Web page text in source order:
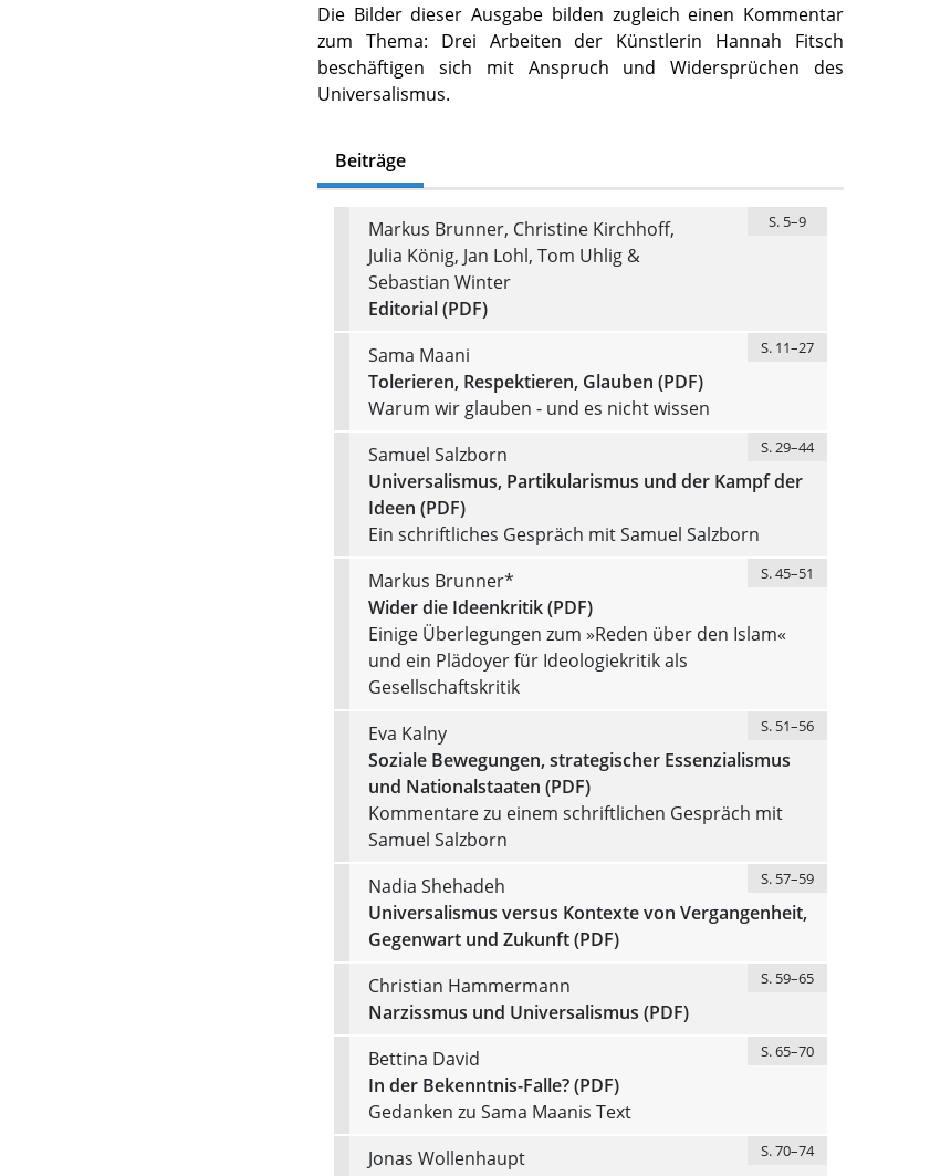
Die Bilder dieser Ausgabe bilden zugleich einen Kommentar
zum Thema: Drei Arbeiten der Künstlerin Hannah Fitsch
beschäftigen sich mit Anspruch und Widersprüchen des
Universalismus.
Beiträge
Markus Brunner, Christine Kirchhoff,
Julia König, Jan Lohl, Tom Uhlig &
Sebastian Winter
S. 5–9
Editorial (PDF)
Sama Maani
S. 11–27
Tolerieren, Respektieren, Glauben (PDF)
Warum wir glauben - und es nicht wissen
Samuel Salzborn
S. 29–44
Universalismus, Partikularismus und der Kampf der
Ideen (PDF)
Ein schriftliches Gespräch mit Samuel Salzborn
Markus Brunner*
S. 45–51
Wider die Ideenkritik (PDF)
Einige Überlegungen zum »Reden über den Islam«
und ein Plädoyer für Ideologiekritik als
Gesellschaftskritik
Eva Kalny
S. 51–56
Soziale Bewegungen, strategischer Essenzialismus
und Nationalstaaten (PDF)
Kommentare zu einem schriftlichen Gespräch mit
Samuel Salzborn
Nadia Shehadeh
S. 57–59
Universalismus versus Kontexte von Vergangenheit,
Gegenwart und Zukunft (PDF)
Christian Hammermann
S. 59–65
Narzissmus und Universalismus (PDF)
Bettina David
S. 65–70
In der Bekenntnis-Falle? (PDF)
Gedanken zu Sama Maanis Text
Jonas Wollenhaupt
S. 70–74